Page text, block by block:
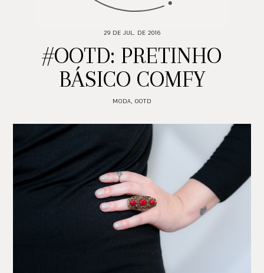
29 DE JUL. DE 2016
#OOTD: PRETINHO
BÁSICO COMFY
MODA, OOTD